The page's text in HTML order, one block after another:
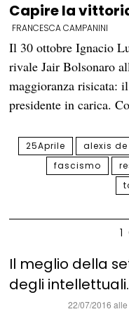
Capire la
FRANCESCA CAMPANINI
Il 30 ottobre Ignacio
rivale Jair Bolsonaro
maggioranza risicata:
presidente in carica.
25Aprile alexis
fascismo
Il meglio della
degli intellettuali.
22/07/2016 alle